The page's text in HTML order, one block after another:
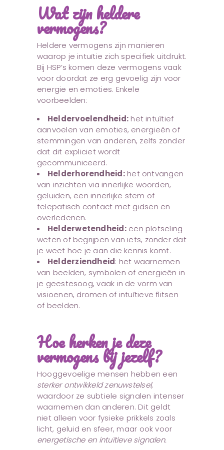
Wat zijn heldere
vermogens?
Heldere vermogens zijn manieren
waarop je intuïtie zich specifiek uitdrukt.
Bij HSP’s komen deze vermogens vaak
voor doordat ze erg gevoelig zijn voor
energie en emoties. Enkele
voorbeelden:
Heldervoelendheid: het intuïtief
aanvoelen van emoties, energieën of
stemmingen van anderen, zelfs zonder
dat dit expliciet wordt
gecommuniceerd.
Helderhorendheid:het ontvangen
van inzichten via innerlijke woorden,
geluiden, een innerlijke stem of
telepatisch contact met gidsen en
overledenen.
Helderwetendheid:een plotseling
weten of begrijpen van iets, zonder dat
je weet hoe je aan die kennis komt.
Helderziendheid: het waarnemen
van beelden, symbolen of energieën in
je geestesoog, vaak in de vorm van
visioenen, dromen of intuïtieve flitsen
of beelden.
Hoe herken je deze
vermogens bij jezelf?
Hooggevoelige mensen hebben een
sterker ontwikkeld zenuwstelsel,
waardoor ze subtiele signalen intenser
waarnemen dan anderen. Dit geldt
niet alleen voor fysieke prikkels zoals
licht, geluid en sfeer, maar ook voor
energetische en intuïtieve signalen.